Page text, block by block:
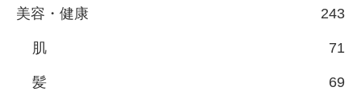
美容・健康 243
肌 71
髪 69